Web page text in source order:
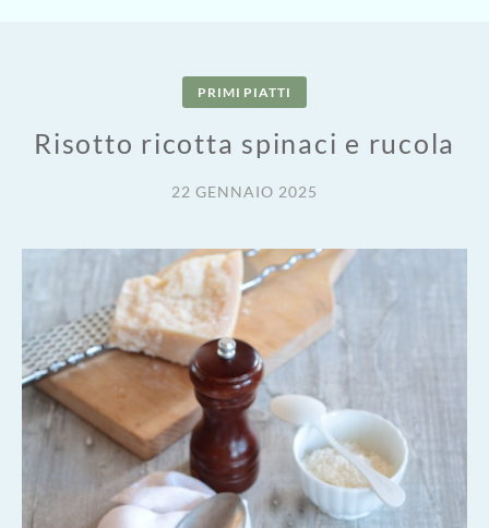
PRIMI PIATTI
Risotto ricotta spinaci e rucola
22 GENNAIO 2025